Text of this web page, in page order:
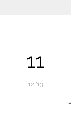
11
12 '13